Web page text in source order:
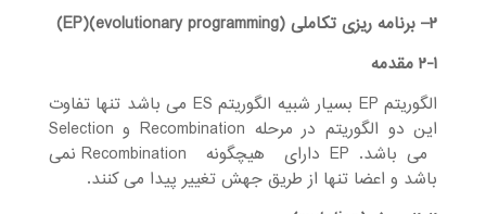
۲–برنامه ریزی تکاملی(evolutionary programming)(EP)
۲-۱ مقدمه
الگوریتم EP بسیار شبیه الگوریتم ES می باشد تنها تفاوت
این دو الگوریتم در مرحله Recombination و Selection
می باشد. EP دارای هیچگونه Recombination نمی
باشد و اعضا تنها از طریق جهش تغییر پیدا می کنند.